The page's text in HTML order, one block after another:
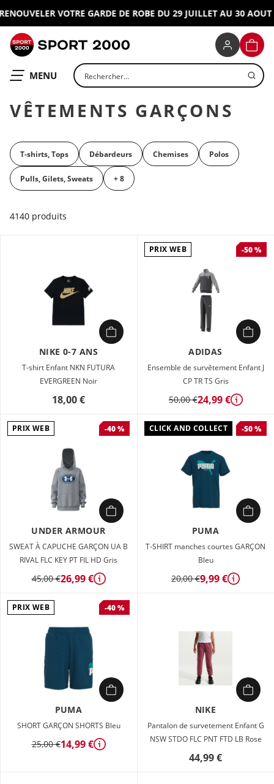
VOTRE GARDE DE ROBE DU 29 JUILLET AU 30 AOUT
OUVRIR LE
MENU Rechercher un produit
VÊTEMENTS GARÇONS
T-shirts, Tops Débardeurs Chemises Polos
Pulls, Gilets, Sweats + 8
4140 produits
NIKE 0-7 ANS
T-shirt Enfant NKN FUTURA
EVERGREEN Noir
18,00 €
PRIX WEB -50 %
ADIDAS
Ensemble de survêtement Enfant J
CP TR TS Gris
50,00 €24,99 € Détails
PRIX WEB -40 %
UNDER ARMOUR
SWEAT À CAPUCHE GARÇON UA B
RIVAL FLC KEY PT FIL HD Gris
45,00 €26,99 € Détails
CLICK AND COLLECT -50 %
PUMA
T-SHIRT manches courtes GARÇON
Bleu
20,00 €9,99 € Détails
PRIX WEB -40 %
PUMA
SHORT GARÇON SHORTS Bleu
25,00 €14,99 € Détails
NIKE
Pantalon de survetement Enfant G
NSW STDO FLC PNT FTD LB Rose
44,99 €